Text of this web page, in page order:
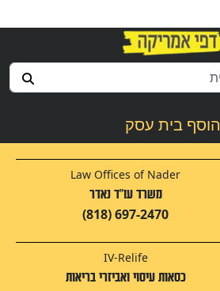
הוסף בית עסק
Law Offices of Nader
משרד עו"ד נאדר
(818) 697-2470
IV-Relife
כסאות עיסוי ואביזרי בריאות